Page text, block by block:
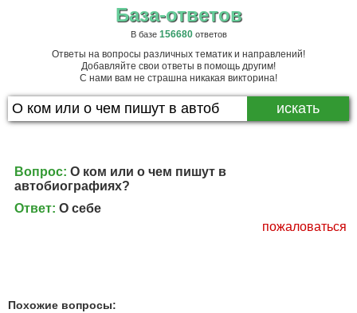
База-ответов
В базе 156680ответов
Ответы на вопросы различных тематик и направлений!
Добавляйте свои ответы в помощь другим!
С нами вам не страшна никакая викторина!
Вопрос: О ком или о чем пишут в
автобиографиях?
Ответ: О себе
пожаловаться
Похожие вопросы: